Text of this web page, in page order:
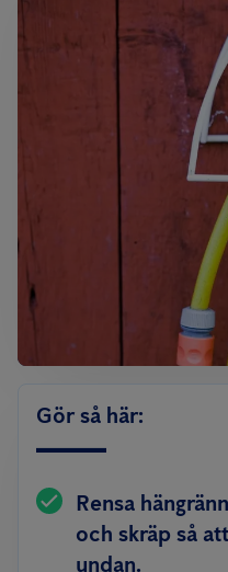
Gör så här:
Rensa
och skräp så
undan.